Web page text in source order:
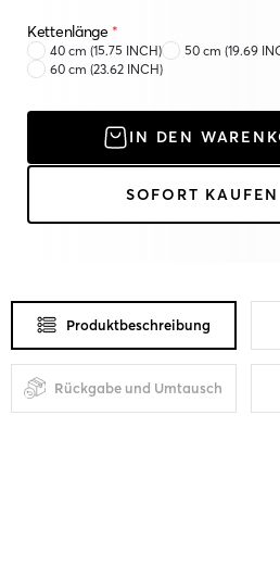
Kettenlänge *
40 cm (15.75 INCH) 50 cm (19.69
60 cm (23.62 INCH)
IN DEN
SOFORT KAUFEN
Produktbeschreibung
Rückgabe und Umtausch